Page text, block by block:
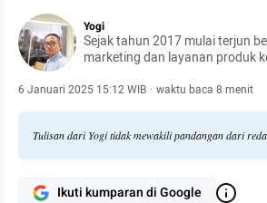
Yogi
Sejak tahun 2017 mulai terjun
marketing dan layanan produk
ini mulai terlibat aktif di proses
6 Januari 2025 15:12 WIB · waktu baca 8 menit
Tulisan dari Yogi tidak mewakili pandangan dari
Ikuti kumparan di Google